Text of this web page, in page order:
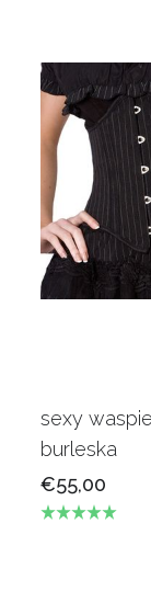
sexy
burleska
€55,00